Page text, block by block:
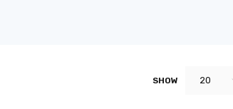
SHOW 20